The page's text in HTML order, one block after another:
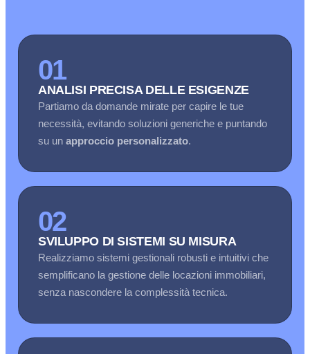
01
ANALISI PRECISA DELLE ESIGENZE
Partiamo da domande mirate per capire le tue
necessità, evitando soluzioni generiche e puntando
su un approccio personalizzato.
02
SVILUPPO DI SISTEMI SU MISURA
Realizziamo sistemi gestionali robusti e intuitivi che
semplificano la gestione delle locazioni immobiliari,
senza nascondere la complessità tecnica.